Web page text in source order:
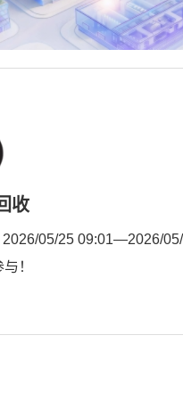
收
05/25 09:01—2026/
！